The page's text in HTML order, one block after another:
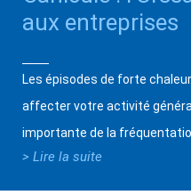
aux entreprises
Les épisodes de forte
affecter votre activité
importante de la
> Lire la suite